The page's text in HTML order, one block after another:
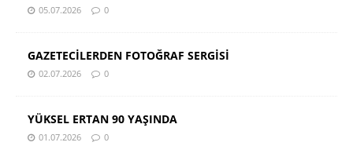
05.07.2026 0
GAZETECİLERDEN FOTOĞRAF SERGİSİ
02.07.2026 0
YÜKSEL ERTAN 90 YAŞINDA
01.07.2026 0